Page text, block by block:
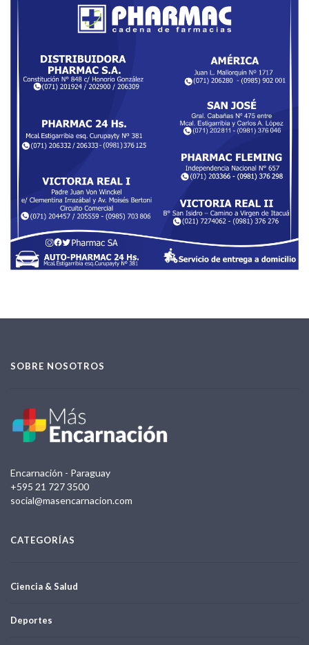
SOBRE NOSOTROS
Encarnación - Paraguay
+595 21 727 3500
social@masencarnacion.com
CATEGORÍAS
Ciencia & Salud
Deportes